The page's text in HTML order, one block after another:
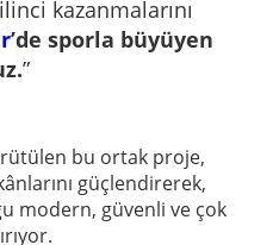
kazanmalarını
’de sporla büyüyen
”
bu ortak proje,
güçlendirerek,
modern, güvenli ve çok